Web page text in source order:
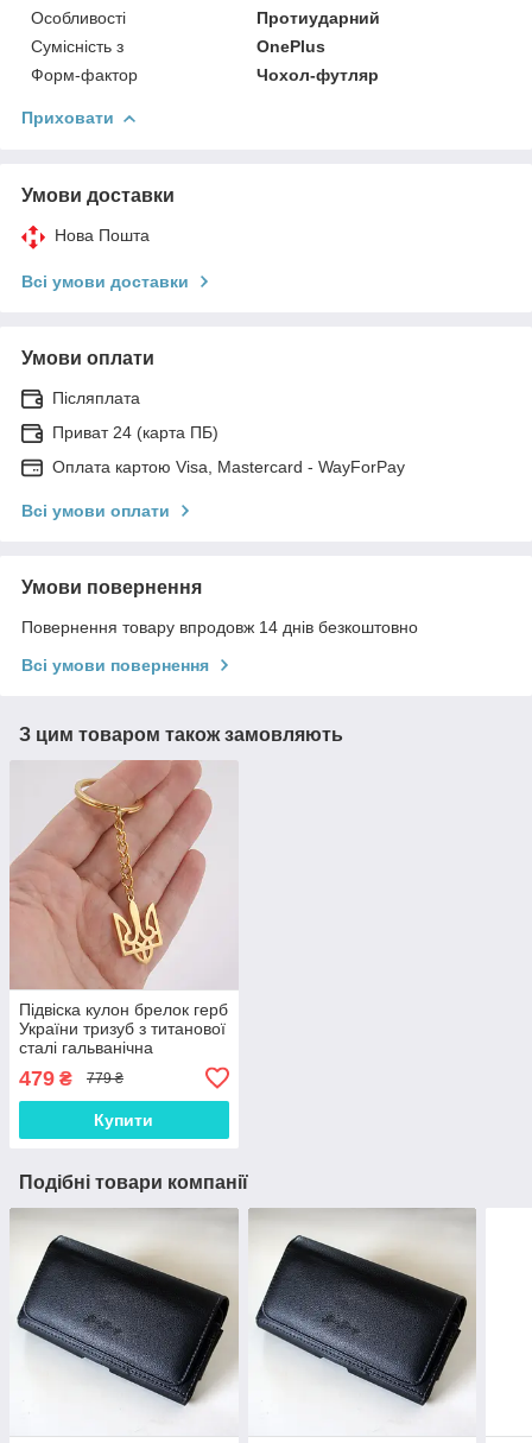
Особливості
Протиударний
Сумісність з
OnePlus
Форм-фактор
Чохол-футляр
Приховати
Умови доставки
Нова Пошта
Всі умови доставки
Умови оплати
Післяплата
Приват 24 (карта ПБ)
Оплата картою Visa, Mastercard - WayForPay
Всі умови оплати
Умови повернення
Повернення товару впродовж 14 днів безкоштовно
Всі умови повернення
З цим товаром також замовляють
Підвіска кулон брелок герб
України тризуб з титанової
сталі гальванічна
карат (19,9*30,2мм)
479 ₴ 779 ₴
Купити
Подібні товари компанії